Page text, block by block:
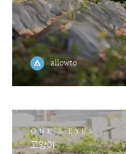
allowto
ONE'S EYES
고양이